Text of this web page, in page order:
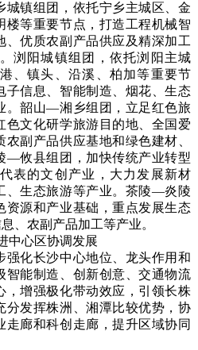
城镇组团，依托宁乡主城区、金
楼等重要节点，打造工程机械智
、优质农副产品供应及精深加工
浏阳城镇组团，依托浏阳主城
、镇头、沿溪、柏加等重要节
子信息、智能制造、烟花、生态
。韶山—湘乡组团，立足红色旅
色文化研学旅游目的地、全国爱
副产品供应基地和绿色建材、
—攸县组团，加快传统产业转型
表的文创产业，大力发展新材
、生态旅游等产业。茶陵—炎陵
资源和产业基础，重点发展生态
、农副产品加工等产业。
中心区协调发展
强化长沙中心地位、龙头作用和
智能制造、创新创意、交通物流
，增强极化带动效应，引领长株
分发挥株洲、湘潭比较优势，协
走廊和科创走廊，提升区域协同